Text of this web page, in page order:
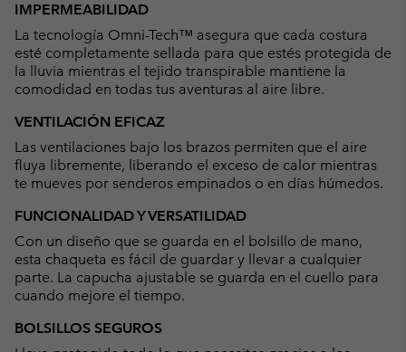
IMPERMEABILIDAD
La tecnología Omni-Tech™ asegura que cada costura
esté completamente sellada para que estés protegida de
la lluvia mientras el tejido transpirable mantiene la
comodidad en todas tus aventuras al aire libre.
VENTILACIÓN EFICAZ
Las ventilaciones bajo los brazos permiten que el aire
fluya libremente, liberando el exceso de calor mientras
te mueves por senderos empinados o en días húmedos.
FUNCIONALIDAD Y VERSATILIDAD
Con un diseño que se guarda en el bolsillo de mano,
esta chaqueta es fácil de guardar y llevar a cualquier
parte. La capucha ajustable se guarda en el cuello para
cuando mejore el tiempo.
BOLSILLOS SEGUROS